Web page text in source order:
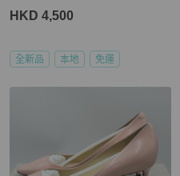
HKD 4,500
全新品 本地 免運